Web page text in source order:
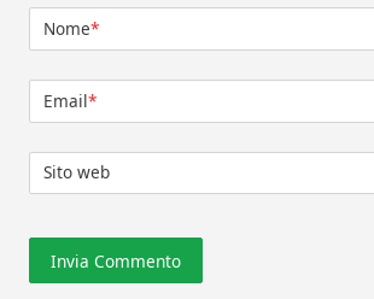
Nome*
Email*
Sito web